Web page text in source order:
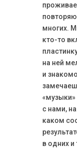
многих.
кто-то
на ней
и
«музыки»
с нами,
каком
в одних